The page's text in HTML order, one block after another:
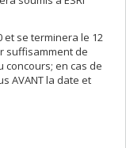
et se terminera le 12
suffisamment de
en cas de
AVANT la date et